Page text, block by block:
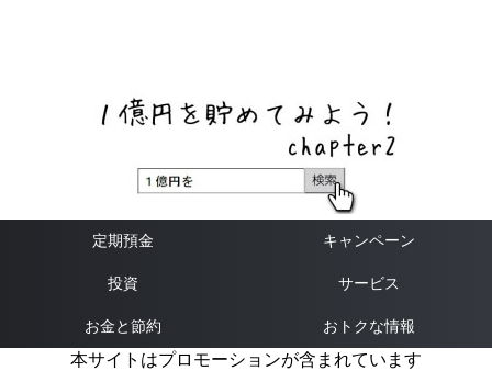
定期預金 キャンペーン
投資 サービス
お金と節約 おトクな情報
本サイトはプロモーションが含まれています